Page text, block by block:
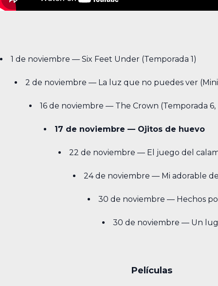
1 de noviembre — Six Feet Under (Temporada 1)
2 de noviembre — La luz que no puedes ver
16 de noviembre — The Crown (Temporada 6,
17 de noviembre — Ojitos de huevo
22 de noviembre — El juego del
24 de noviembre — Mi adorable
30 de noviembre — Hechos
30 de noviembre — Un
Películas